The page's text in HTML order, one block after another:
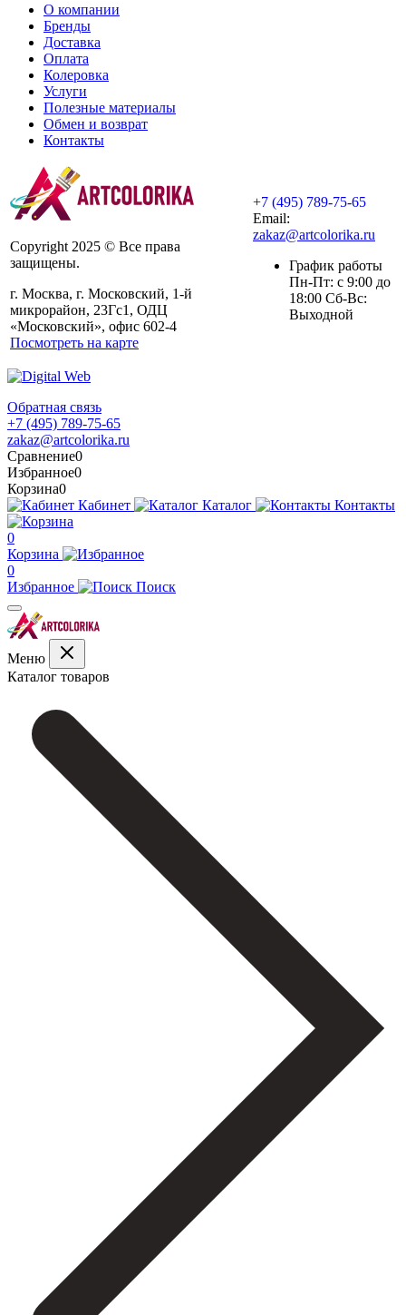
О компании
Бренды
Доставка
Оплата
Колеровка
Услуги
Полезные материалы
Обмен и возврат
Контакты
Copyright 2025 © Все права
защищены.
г. Москва, г. Московский, 1-й
микрорайон, 23Гс1, ОДЦ
«Московский», офис 602-4
Посмотреть на карте
+7 (495) 789-75-65
Email:
zakaz@artcolorika.ru
График работы
Пн-Пт: с 9:00 до
18:00 Сб-Вс:
Выходной
Обратная связь
+7 (495) 789-75-65
zakaz@artcolorika.ru
Сравнение0
Избранное0
Корзина0
Кабинет
Каталог Контакты
0
Корзина
0
Избранное
Поиск
Меню
Каталог товаров